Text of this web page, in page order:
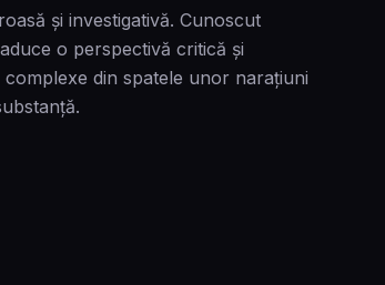
și investigativă. Cunoscut
o perspectivă critică și
din spatele unor narațiuni